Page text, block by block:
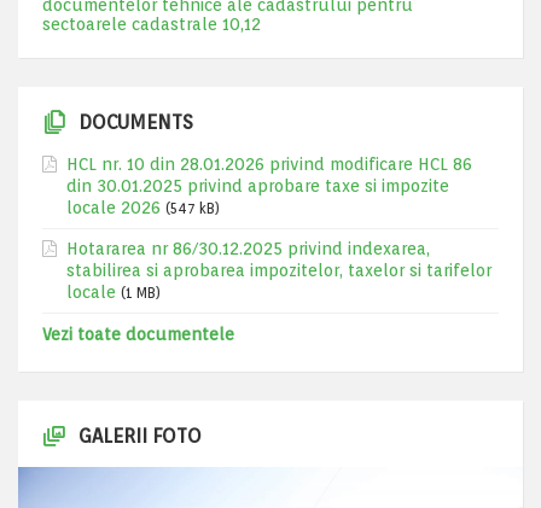
documentelor tehnice ale cadastrului pentru
sectoarele cadastrale 10,12
DOCUMENTS
HCL nr. 10 din 28.01.2026 privind modificare HCL 86
din 30.01.2025 privind aprobare taxe si impozite
locale 2026 (547 kB)
Hotararea nr 86/30.12.2025 privind indexarea,
stabilirea si aprobarea impozitelor, taxelor si tarifelor
locale (1 MB)
Vezi toate documentele
GALERII FOTO